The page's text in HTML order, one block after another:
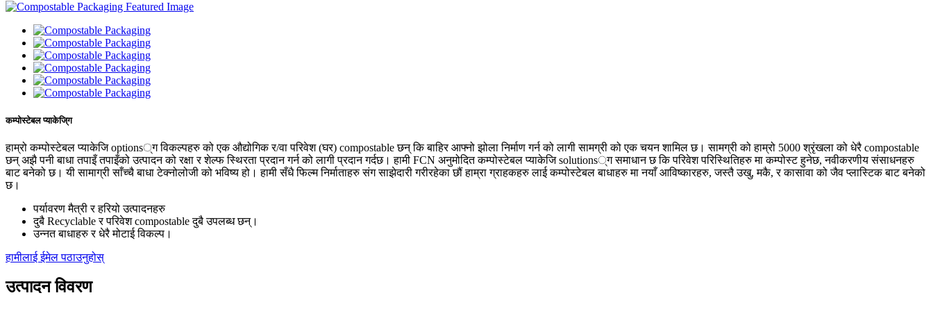
कम्पोस्टेबल प्याकेजि्ग
हाम्रो कम्पोस्टेबल प्याकेजि options्ग विकल्पहरु को एक औद्योगिक र/वा परिवेश (घर) compostable छन् कि बाहिर आफ्नो झोला निर्माण गर्न को लागी सामग्री को एक चयन शामिल छ। सामग्री को हाम्रो 5000 श्रृंखला को धेरै compostable
छन् अझै पनी बाधा तपाइँ तपाइँको उत्पादन को रक्षा र शेल्फ स्थिरता प्रदान गर्न को लागी प्रदान गर्दछ। हामी FCN अनुमोदित कम्पोस्टेबल प्याकेजि solutions्ग समाधान छ कि परिवेश परिस्थितिहरु मा कम्पोस्ट हुनेछ, नवीकरणीय संसाधनहरु
बाट बनेको छ। यी सामाग्री साँच्चै बाधा टेक्नोलोजी को भविष्य हो। हामी सँधै फिल्म निर्माताहरु संग साझेदारी गरीरहेका छौं हाम्रा ग्राहकहरु लाई कम्पोस्टेबल बाधाहरु मा नयाँ आविष्कारहरु, जस्तै उखु, मकै, र कासावा को जैव प्लास्टिक बाट बनेको
छ।
पर्यावरण मैत्री र हरियो उत्पादनहरु
दुबै Recyclable र परिवेश compostable दुबै उपलब्ध छन्।
उन्नत बाधाहरु र धेरै मोटाई विकल्प।
हामीलाई ईमेल पठाउनुहोस्
उत्पादन विवरण